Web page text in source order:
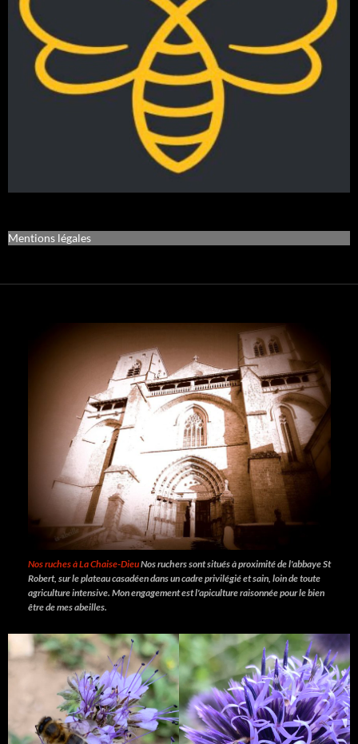
Mentions légales
Nos ruches à La Chaise-DieuNos ruchers sont situés à proximité de l'abbaye St
Robert, sur le plateau casadéen dans un cadre privilégié et sain, loin de toute
agriculture intensive. Mon engagement est l'apiculture raisonnée pour le bien
être de mes abeilles.